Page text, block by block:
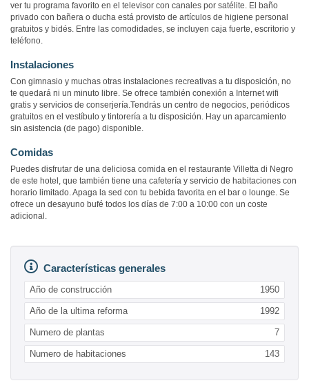
ver tu programa favorito en el televisor con canales por satélite. El baño
privado con bañera o ducha está provisto de artículos de higiene personal
gratuitos y bidés. Entre las comodidades, se incluyen caja fuerte, escritorio y
teléfono.
Instalaciones
Con gimnasio y muchas otras instalaciones recreativas a tu disposición, no
te quedará ni un minuto libre. Se ofrece también conexión a Internet wifi
gratis y servicios de conserjería.Tendrás un centro de negocios, periódicos
gratuitos en el vestíbulo y tintorería a tu disposición. Hay un aparcamiento
sin asistencia (de pago) disponible.
Comidas
Puedes disfrutar de una deliciosa comida en el restaurante Villetta di Negro
de este hotel, que también tiene una cafetería y servicio de habitaciones con
horario limitado. Apaga la sed con tu bebida favorita en el bar o lounge. Se
ofrece un desayuno bufé todos los días de 7:00 a 10:00 con un coste
adicional.
Características generales
Año de construcción 1950
Año de la ultima reforma 1992
Numero de plantas 7
Numero de habitaciones 143